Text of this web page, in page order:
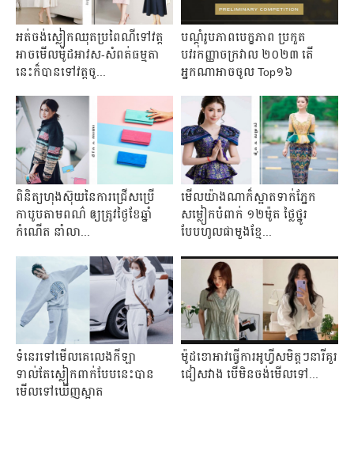
អត់ចង់ស្លៀកឈុតប្រពៃណីទៅវត្ត
អាចមើលម៉ូដអាវស-សំពត់ធម្មតា
នេះក៏បានទៅវត្តចូ...
បណ្តុំរូបភាពបេក្ខភាព ប្រកួត
បវរកញ្ញាចក្រវាល ២០២៣​ តើ
អ្នកណាអាចចូល Top១៦
ពិនិត្យហុងស៊ុយនៃការជ្រើសប្រើ
កាបូបតាមពណ៌ ឲ្យត្រូវថ្ងៃខែឆ្នាំ
កំណើត នាំលា...
មើលយ៉ាងណាក៏ស្អាតទាក់ភ្នែក
សម្លៀកបំពាក់ ១២ម៉ូត ថ្លៃថ្នូរ
បែបហូលផាមួងខ្មែ...
ទំនេរទៅមើលគេលេងកីឡា
ទាល់តែស្លៀកពាក់បែបនេះបាន
មើលទៅឃើញស្អាត
ម៉ូដ​ខោ​អាវ​ធ្វើ​ការ​អូហ្វីស​មិត្ត​ៗនារី​គួរ​
ជៀសវាង បើ​មិន​ចង់​មើល​ទៅ​...